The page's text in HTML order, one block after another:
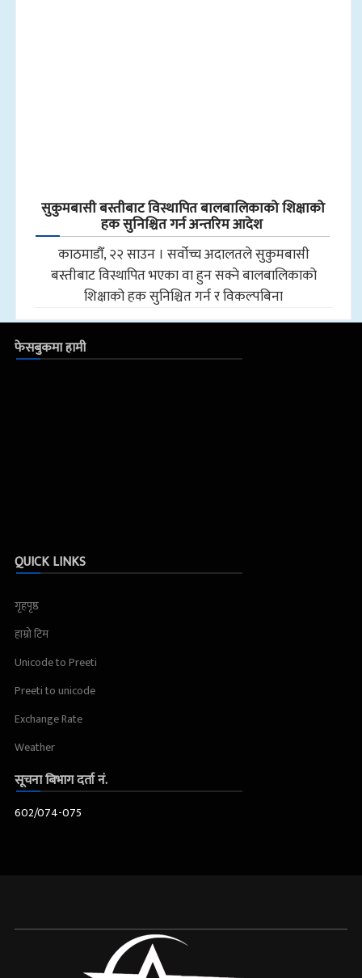
सुकुमबासी बस्तीबाट विस्थापित बालबालिकाको शिक्षाको
हक सुनिश्चित गर्न अन्तरिम आदेश
काठमाडौँ, २२ साउन । सर्वोच्च अदालतले सुकुमबासी
बस्तीबाट विस्थापित भएका वा हुन सक्ने बालबालिकाको
शिक्षाको हक सुनिश्चित गर्न र विकल्पबिना
फेसबुकमा हामी
QUICK LINKS
गृहपृष्ठ
हाम्रो टिम
Unicode to Preeti
Preeti to unicode
Exchange Rate
Weather
सूचना बिभाग दर्ता नं.
602/074-075